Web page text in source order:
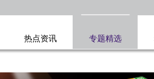
热点资讯 专题精选